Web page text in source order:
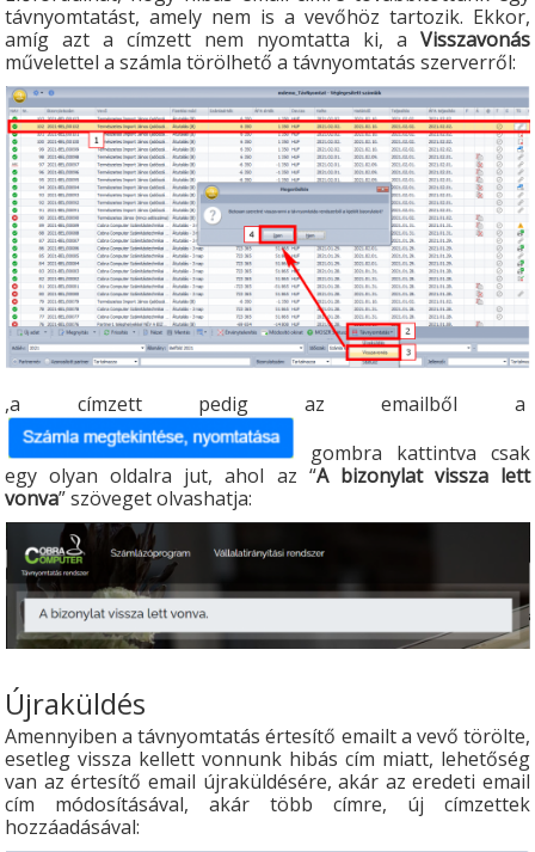
távnyomtatást, amely nem is a vevőhöz tartozik. Ekkor,
amíg azt a címzett nem nyomtatta ki, a Visszavonás
művelettel a számla törölhető a távnyomtatás szerverről:
,a címzett pedig az emailből a
gombra kattintva csak
egy olyan oldalra jut, ahol az “A bizonylat vissza lett
vonva” szöveget olvashatja:
Újraküldés
Amennyiben a távnyomtatás értesítő emailt a vevő törölte,
esetleg vissza kellett vonnunk hibás cím miatt, lehetőség
van az értesítő email újraküldésére, akár az eredeti email
cím módosításával, akár több címre, új címzettek
hozzáadásával: